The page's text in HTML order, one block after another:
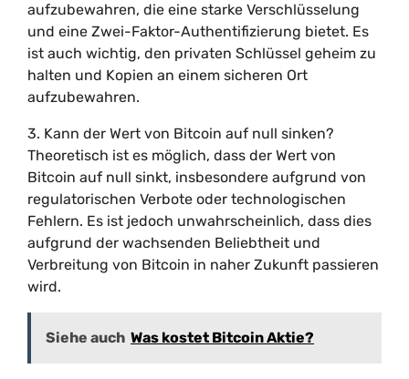
aufzubewahren, die eine starke Verschlüsselung
und eine Zwei-Faktor-Authentifizierung bietet. Es
ist auch wichtig, den privaten Schlüssel geheim zu
halten und Kopien an einem sicheren Ort
aufzubewahren.
3. Kann der Wert von Bitcoin auf null sinken?
Theoretisch ist es möglich, dass der Wert von
Bitcoin auf null sinkt, insbesondere aufgrund von
regulatorischen Verbote oder technologischen
Fehlern. Es ist jedoch unwahrscheinlich, dass dies
aufgrund der wachsenden Beliebtheit und
Verbreitung von Bitcoin in naher Zukunft passieren
wird.
Siehe auch Was kostet Bitcoin Aktie?